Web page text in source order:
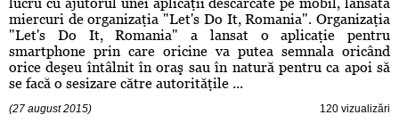
lucru cu ajutorul unei aplicaţii descărcate pe mobil, lansată
miercuri de organizaţia "Let's Do It, Romania". Organizaţia
"Let's Do It, Romania" a lansat o aplicaţie pentru
smartphone prin care oricine va putea semnala oricând
orice deşeu întâlnit în oraş sau în natură pentru ca apoi să
se facă o sesizare către autorităţile ...
(27 august 2015) 120 vizualizări